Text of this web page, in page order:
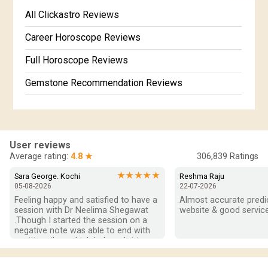
Free Kundali Marathi
Free Horoscope Gujarati
All Clickastro Reviews
Career Horoscope Reviews
Full Horoscope Reviews
Gemstone Recommendation Reviews
In-Depth Horoscope Reviews
Marriage Horoscope Reviews
Super Horoscope Reviews
Education Horoscope Reviews
Wealth Horoscope Reviews
Yearly Predictions Reviews
User reviews
Average rating: 4.8 ★ 306,839 Ratings
Sara George. Kochi ★★★★★
05-08-2026
Feeling happy and satisfied to have a
session with Dr Neelima Shegawat
.Though I started the session on a
negative note was able to end with
positive vibes which helps a lot in
moving forward. She patiently
Reshma Raju
22-07-2026
Almost accurate
website & good